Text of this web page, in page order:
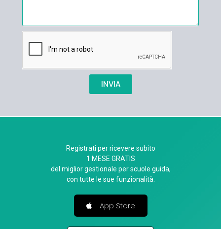
INVIA
Registrati per ricevere subito
1 MESE GRATIS
del miglior gestionale per scuole guida,
con tutte le sue funzionalità.
App Store